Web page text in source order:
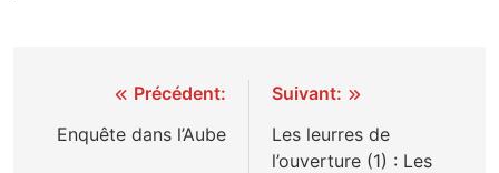
Navigation
de
Précédent:
Enquête dans l’Aube
Suivant:
Les leurres de
l’ouverture (1) : Les